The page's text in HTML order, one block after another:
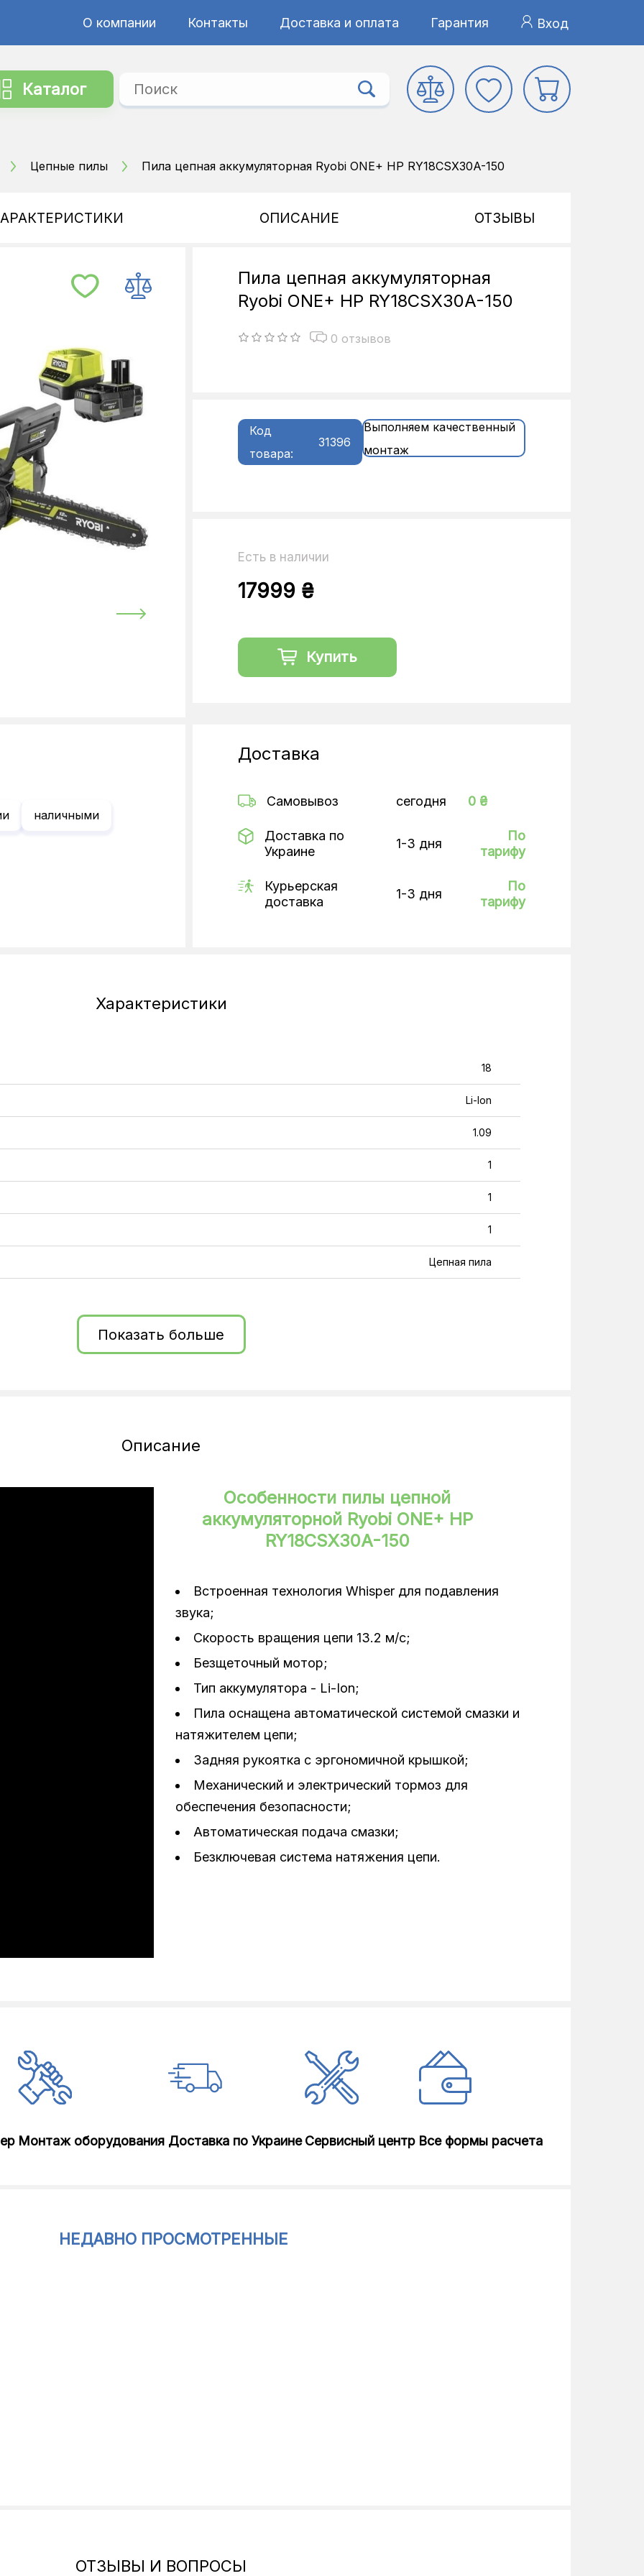
О компании Контакты Доставка и оплата Гарантия Вход
Каталог
Цепные пилы Пила цепная аккумуляторная Ryobi ONE+ HP RY18CSX30A-150
ОПИСАНИЕ ОТЗЫВЫ
наличными
Пила цепная аккумуляторная
Ryobi ONE+ HP RY18CSX30A-150
0 отзывов
Код
товара:
31396
Выполняем качественный
монтаж
Есть в наличии
17999 ₴
Купить
Доставка
Самовывоз сегодня 0 ₴
Доставка по
Украине
1-3 дня
По
тарифу
Курьерская
доставка
1-3 дня
По
тарифу
Характеристики
18
Li-Ion
1.09
1
1
1
Цепная пила
Показать больше
Описание
Особенности пилы цепной
аккумуляторной Ryobi ONE+ HP
RY18CSX30A-150
Встроенная технология Whisper для подавления
звука;
Скорость вращения цепи 13.2 м/с;
Безщеточный мотор;
Тип аккумулятора - Li-Ion;
Пила оснащена автоматической системой смазки и
натяжителем цепи;
Задняя рукоятка с эргономичной крышкой;
Механический и электрический тормоз для
обеспечения безопасности;
Автоматическая подача смазки;
Безключевая система натяжения цепи.
Монтаж оборудования Доставка по Украине Сервисный центр Все формы расчета
НЕДАВНО ПРОСМОТРЕННЫЕ
ОТЗЫВЫ И ВОПРОСЫ